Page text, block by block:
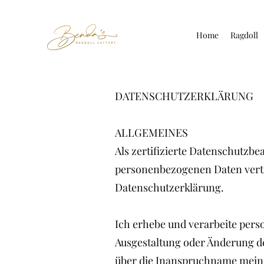
Home Ragdoll
DATENSCHUTZERKLÄRUNG
ALLGEMEINES
Als zertifizierte
personenbezogenen Daten
Datenschutzerklärung.
Ich erhebe und verarbeite
Ausgestaltung oder Änderung
über die Inanspruchname